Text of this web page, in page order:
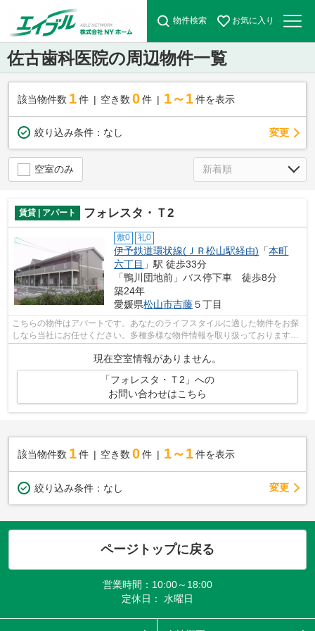
物件検索 お気に入り
佐古歯科医院の周辺物件一覧
該当物件数 1件 空き数 0 件 1～1 件を表示
絞り込み条件： なし 変更
空室のみ
賃貸 | アパート フォレスタ・Ｔ2
敷0 礼0
伊予鉄道環状線(ＪＲ松山駅経由) 「本町
六丁目 」駅 徒歩33分
「鴨川団地前」バス停下車 徒歩8分
築24年
愛媛県松山市吉藤５丁目
こちらの物件はアパートです。あなたのライフスタイルに適した物件をお探
しなら当社にお任せください。多種多様な物件情報を取り扱っておりますの
でべストな物件をご紹介いたします。
現在空室情報がありません。
「フォレスタ・Ｔ2」への
お問い合わせはこちら
該当物件数 1件 空き数 0 件 1～1 件を表示
絞り込み条件： なし 変更
ページトップに戻る
営業時間：10:00～18:00
定休日： 水曜日